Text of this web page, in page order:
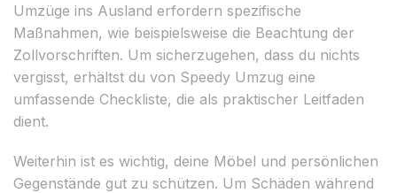
Umzüge ins Ausland erfordern spezifische
Maßnahmen, wie beispielsweise die Beachtung der
Zollvorschriften. Um sicherzugehen, dass du nichts
vergisst, erhältst du von Speedy Umzug eine
umfassende Checkliste, die als praktischer Leitfaden
dient.
Weiterhin ist es wichtig, deine Möbel und persönlichen
Gegenstände gut zu schützen. Um Schäden während